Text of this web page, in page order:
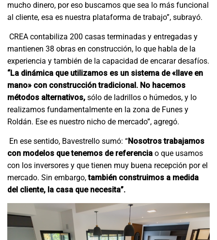
mucho dinero, por eso buscamos que sea lo más funcional
al cliente, esa es nuestra plataforma de trabajo”, subrayó.
CREA contabiliza 200 casas terminadas y entregadas y
mantienen 38 obras en construcción, lo que habla de la
experiencia y también de la capacidad de encarar desafíos.
“La dinámica que utilizamos es un sistema de «llave en
mano» con construcción tradicional. No hacemos
métodos alternativos, sólo de ladrillos o húmedos, y lo
realizamos fundamentalmente en la zona de Funes y
Roldán. Ese es nuestro nicho de mercado”, agregó.
En ese sentido, Bavestrello sumó: “Nosotros trabajamos
con modelos que tenemos de referencia o que usamos
con los inversores y que tienen muy buena recepción por el
mercado. Sin embargo,también construimos a medida
del cliente, la casa que necesita”.